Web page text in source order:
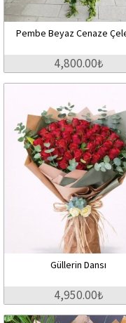
Pembe Beyaz Cenaze
4,800.00₺
Güllerin Dansı
4,950.00₺